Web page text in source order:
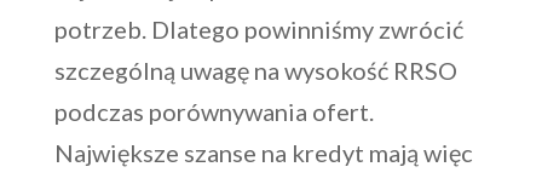
potrzeb. Dlatego powinniśmy zwrócić
szczególną uwagę na wysokość RRSO
podczas porównywania ofert.
Największe szanse na kredyt mają więc